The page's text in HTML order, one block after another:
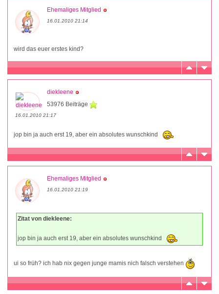
Ehemaliges Mitglied
16.01.2010 21:14
wird das euer erstes kind?
diekleene
53976 Beiträge
16.01.2010 21:17
jop bin ja auch erst 19, aber ein absolutes wunschkind
Ehemaliges Mitglied
16.01.2010 21:19
Zitat von diekleene:
jop bin ja auch erst 19, aber ein absolutes wunschkind
ui so früh? ich hab nix gegen junge mamis nich falsch verstehen